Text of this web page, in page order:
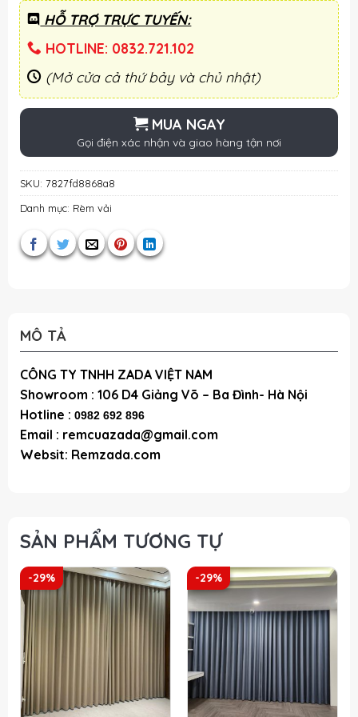
HỖ TRỢ TRỰC TUYẾN:
HOTLINE: 0832.721.102
(Mở cửa cả thứ bảy và chủ nhật)
MUA NGAY
Gọi điện xác nhận và giao hàng tận nơi
SKU: 7827fd8868a8
Danh mục: Rèm vải
MÔ TẢ
CÔNG TY TNHH ZADA VIỆT NAM
Showroom : 106 D4 Giảng Võ – Ba Đình- Hà Nội
Hotline : 0982 692 896
Email : remcuazada@gmail.com
Websit: Remzada.com
SẢN PHẨM TƯƠNG TỰ
-29% -29%